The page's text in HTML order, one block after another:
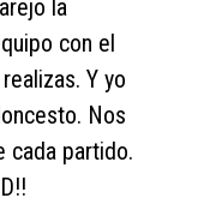
la
con el
Y yo
Nos
cada partido.